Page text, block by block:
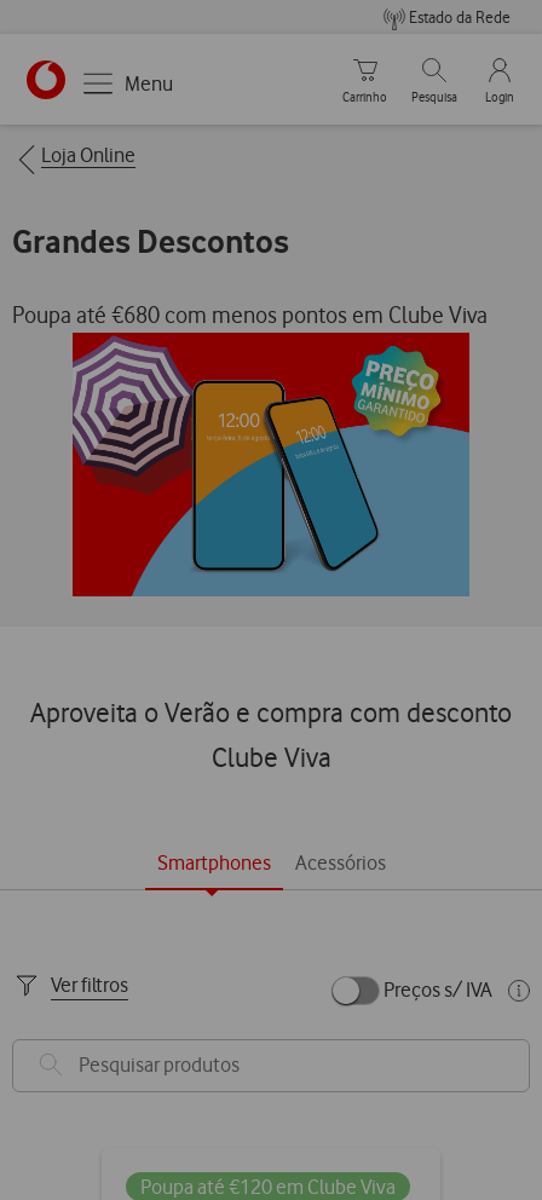
Estado da Rede
https://www.vodafone.pt
Menu
Carrinho de compras
Carrinho
Pesquisar
Pesquisa
My
Login
Breadcrumbs
Loja Online
Grandes Descontos
Poupa até €680 com menos pontos em Clube Viva
Aproveita o Verão e compra com desconto
Clube Viva
Smartphones Acessórios
Ver filtros Preços s/ IVA
Poupa até €120 em Clube Viva